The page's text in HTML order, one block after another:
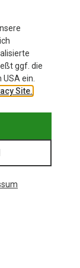
ggf. die
ein.
Site.